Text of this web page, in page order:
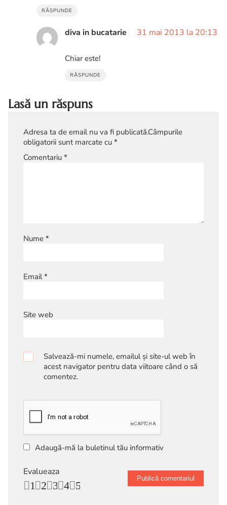
RĂSPUNDE
diva in bucatarie 31 mai 2013 la 20:13
Chiar este!
RĂSPUNDE
Lasă un răspuns
Adresa ta de email nu va fi publicată.Câmpurile
obligatorii sunt marcate cu *
Comentariu *
Nume *
Email*
Site web
Salvează-mi numele, emailul și site-ul web în
acest navigator pentru data viitoare când o să
comentez.
Adaugă-mă la buletinul tău informativ
Evalueaza
5
4
3
2
1